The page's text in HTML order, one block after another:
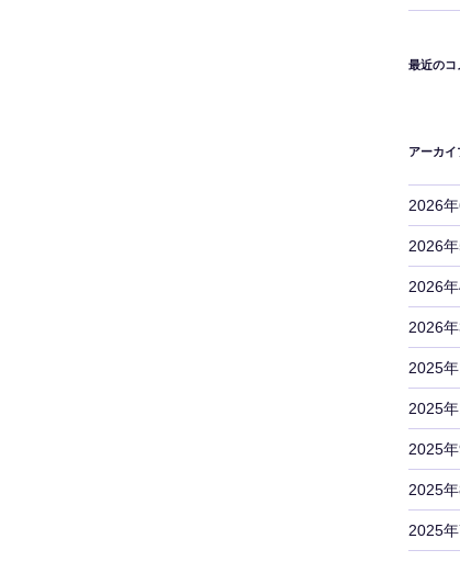
最近のコ
アーカイ
2026年
2026年
2026年
2026年
2025
2025
2025年
2025年
2025年